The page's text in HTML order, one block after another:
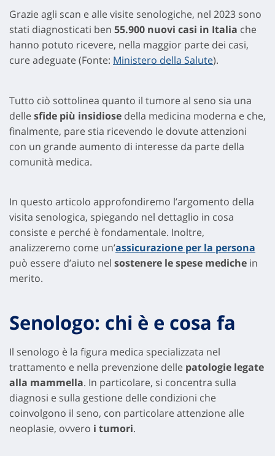
Grazie agli scan e alle visite senologiche, nel 2023 sono
stati diagnosticati ben 55.900 nuovi casi in Italia che
hanno potuto ricevere, nella maggior parte dei casi,
cure adeguate (Fonte: Ministero della Salute).
Tutto ciò sottolinea quanto il tumore al seno sia una
dellesfide più insidiose della medicina moderna e che,
finalmente, pare stia ricevendo le dovute attenzioni
con un grande aumento di interesse da parte della
comunità medica.
In questo articolo approfondiremo l’argomento della
visita senologica, spiegando nel dettaglio in cosa
consiste e perché è fondamentale. Inoltre,
analizzeremo come un’assicurazione per la persona
può essere d’aiuto nel sostenere le spese mediche in
merito.
Senologo: chi è e cosa fa
Il senologo è la figura medica specializzata nel
trattamento e nella prevenzione delle patologie legate
alla mammella. In particolare, si concentra sulla
diagnosi e sulla gestione delle condizioni che
coinvolgono il seno, con particolare attenzione alle
neoplasie, ovvero i tumori.